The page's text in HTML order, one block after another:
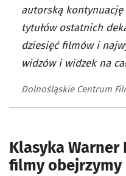
autorską
tytułów ostatnich
dziesięć filmów i
widzów i widzek na
Dolnośląskie Centrum
Klasyka Warner
filmy obejrzymy